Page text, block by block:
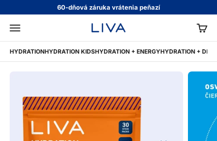
Preskočiť na obsah60-dňová záruka vrátenia peňazí
Menu LIVA
HYDRATIONHYDRATION KIDSHYDRATION + ENERGYHYDRATION +